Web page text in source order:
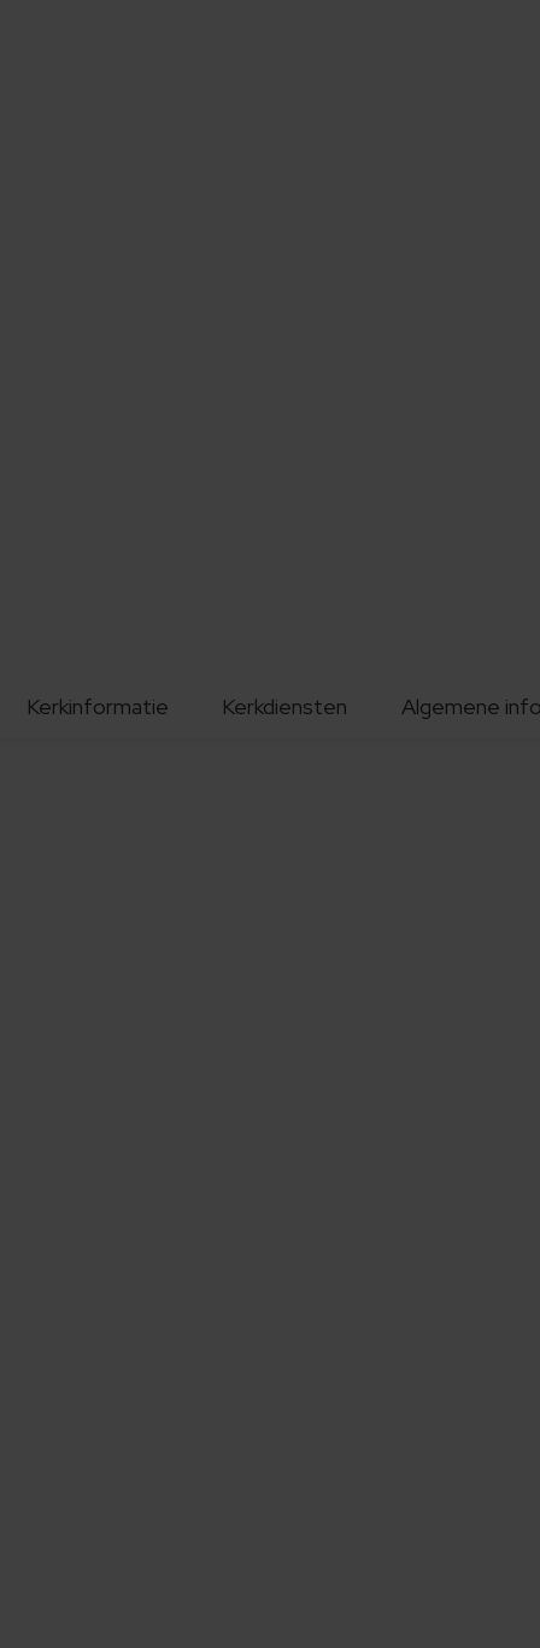
Kerkinformatie Kerkdiensten Algemene